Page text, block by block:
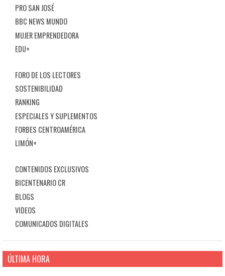
PRO SAN JOSÉ
BBC NEWS MUNDO
MUJER EMPRENDEDORA
EDU+
FORO DE LOS LECTORES
SOSTENIBILIDAD
RANKING
ESPECIALES Y SUPLEMENTOS
FORBES CENTROAMÉRICA
LIMÓN+
CONTENIDOS EXCLUSIVOS
BICENTENARIO CR
BLOGS
VIDEOS
COMUNICADOS DIGITALES
ÚLTIMA HORA